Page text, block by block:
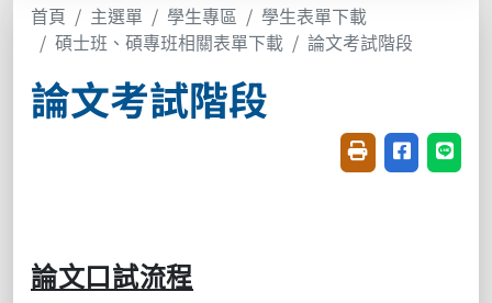
首頁 主選單 學生專區
學生表單下載
碩士班、碩專班相關表單下載
論文考試階段
論文考試階段
友善列印(開新視
分享至臉書
分享
論文口試流程